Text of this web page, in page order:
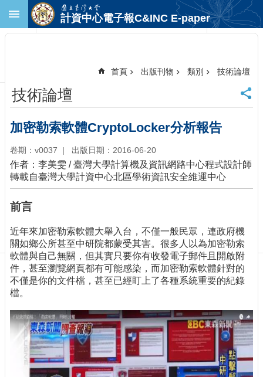
跳到主要內容區塊
首
頁
臺
大
首
頁
計
中
首
頁
聯
絡
資
訂
閱/
消
網
站
導
計資中心電子報C&INC E-paper
首頁 出版刊物 類別 技術論壇
技術論壇
加密勒索軟體CryptoLocker分析報告
卷期：v0037 出版日期：2016-06-20
作者：李美雯 / 臺灣大學計算機及資訊網路中心程式設計師
轉載自臺灣大學計資中心北區學術資訊安全維運中心
前言
近年來加密勒索軟體大舉入台，不僅一般民眾，連政府機
關如鄉公所甚至中研院都蒙受其害。很多人以為加密勒索
軟體與自己無關，但其實只要你有收發電子郵件且開啟附
件，甚至瀏覽網頁都有可能感染，而加密勒索軟體針對的
不僅是你的文件檔，甚至已經盯上了各種系統重要的紀錄
檔。